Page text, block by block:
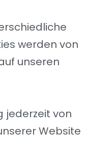
werden von
unseren
jederzeit von
Website